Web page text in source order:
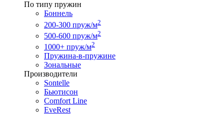
По типу пружин
Боннель
200-300 пруж/м2
500-600 пруж/м2
1000+ пруж/м2
Пружина-в-пружине
Зональные
Производители
Sontelle
Бьютисон
Comfort Line
EveRest